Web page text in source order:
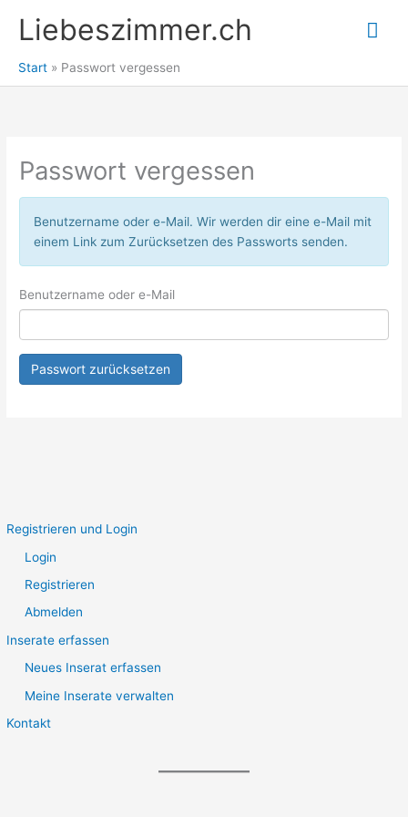
Liebeszimmer.ch
Start Passwort vergessen
Registrieren und Login
Login
Registrieren
Abmelden
Inserate erfassen
Neues Inserat erfassen
Meine Inserate verwalten
Kontakt
Passwort vergessen
Benutzername oder e-Mail. Wir werden dir eine e-Mail mit
einem Link zum Zurücksetzen des Passworts senden.
Benutzername oder e-Mail